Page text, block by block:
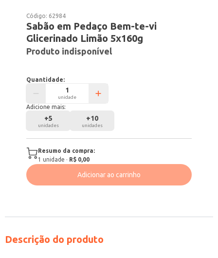
Código: 62984
Sabão em Pedaço Bem-te-vi
Glicerinado Limão 5x160g
Produto indisponível
Quantidade:
unidade
Adicione mais:
+5
unidades
+10
unidades
Resumo da compra:
1 unidade · R$ 0,00
Adicionar ao carrinho
Descrição do produto